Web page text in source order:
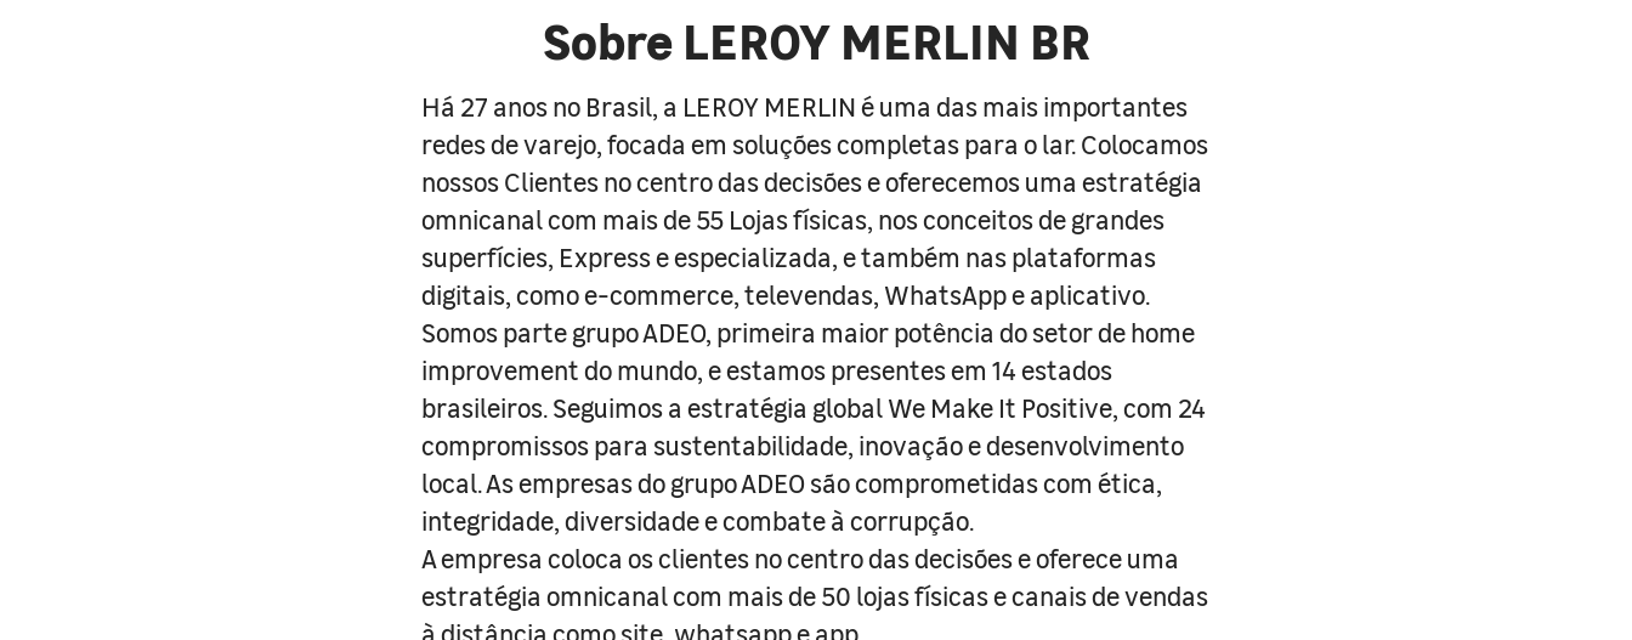
Sobre LEROY MERLIN BR
Há 27 anos no Brasil, a LEROY MERLIN é uma das mais importantes
redes de varejo, focada em soluções completas para o lar. Colocamos
nossos Clientes no centro das decisões e oferecemos uma estratégia
omnicanal com mais de 55 Lojas físicas, nos conceitos de grandes
superfícies, Express e especializada, e também nas plataformas
digitais, como e-commerce, televendas, WhatsApp e aplicativo.
Somos parte grupo ADEO, primeira maior potência do setor de home
improvement do mundo, e estamos presentes em 14 estados
brasileiros. Seguimos a estratégia global We Make It Positive, com 24
compromissos para sustentabilidade, inovação e desenvolvimento
local. As empresas do grupo ADEO são comprometidas com ética,
integridade, diversidade e combate à corrupção.
A empresa coloca os clientes no centro das decisões e oferece uma
estratégia omnicanal com mais de 50 lojas físicas e canais de vendas
à distância como site, whatsapp e app.